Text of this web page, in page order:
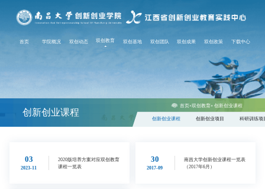
首页(current)学院概况 双创动态 双创教育 双创基地 双创团队 双创成果 双创政策 下载中心
创新创业课程
首页»双创教育» 创新创业课程
创新创业课程 创新创业项目 科研训练项
03
2023-11
2020版培养方案对应双创教育
课程一览表
30
2017-09
南昌大学创新创业课程一览表
（2017年6月）